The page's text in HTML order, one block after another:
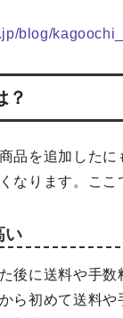
blog/
？
品を追加した
なります。こ
い
後に送料や手
ら初めて送料